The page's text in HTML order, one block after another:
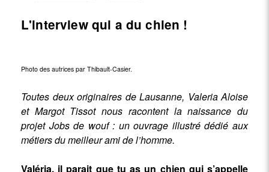
L'interview qui a du chien !
Photo des autrices par Thibault-Casier.
Toutes deux originaires de Lausanne, Valeria Aloise
et Margot Tissot nous racontent la naissance du
projet Jobs de wouf : un ouvrage illustré dédié aux
métiers du meilleur ami de l’homme.
Valéria, il parait que tu as un chien qui s’appelle